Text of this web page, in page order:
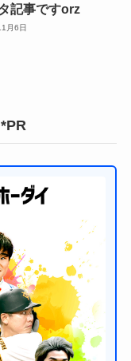
記事ですorz
月6日